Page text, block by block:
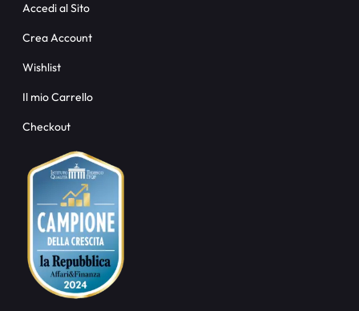
Accedi al Sito
Crea Account
Wishlist
Il mio Carrello
Checkout